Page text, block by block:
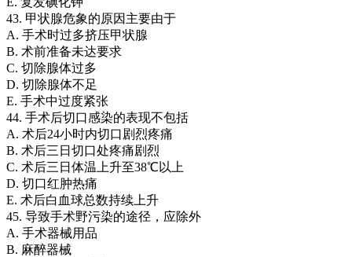
43. 甲状腺危象的原因主要由于
A. 手术时过多挤压甲状腺
B. 术前准备未达要求
C. 切除腺体过多
D. 切除腺体不足
E. 手术中过度紧张
44. 手术后切口感染的表现不包括
A. 术后24小时内切口剧烈疼痛
B. 术后三日切口处疼痛剧烈
C. 术后三日体温上升至38℃以上
D. 切口红肿热痛
E. 术后白血球总数持续上升
45. 导致手术野污染的途径，应除外
A. 手术器械用品
B. 麻醉器械